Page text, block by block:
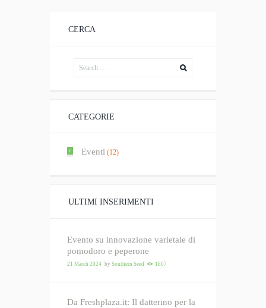
CERCA
CATEGORIE
Eventi(12)
ULTIMI INSERIMENTI
Evento su innovazione varietale di
pomodoro e peperone
21 March 2024 by Southern Seed 1807
Da Freshplaza.it: Il datterino per la